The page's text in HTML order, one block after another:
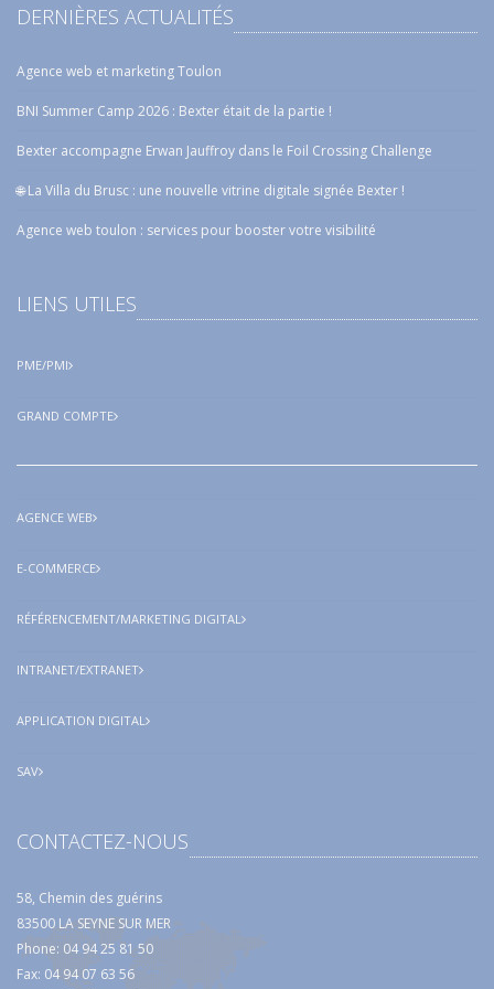
DERNIÈRES ACTUALITÉS
Agence web et marketing Toulon
BNI Summer Camp 2026 : Bexter était de la partie !
Bexter accompagne Erwan Jauffroy dans le Foil Crossing Challenge
🌐 La Villa du Brusc : une nouvelle vitrine digitale signée Bexter !
Agence web toulon : services pour booster votre visibilité
LIENS UTILES
PME/PMI
GRAND COMPTE
AGENCE WEB
E-COMMERCE
RÉFÉRENCEMENT/MARKETING DIGITAL
INTRANET/EXTRANET
APPLICATION DIGITAL
SAV
CONTACTEZ-NOUS
58, Chemin des guérins
83500 LA SEYNE SUR MER
Phone: 04 94 25 81 50
Fax: 04 94 07 63 56